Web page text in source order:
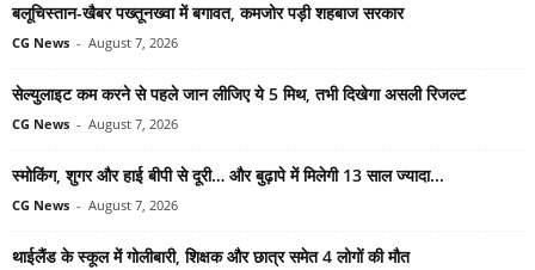
बलूचिस्तान-खैबर पख्तूनख्वा में बगावत, कमजोर पड़ी शहबाज सरकार
CG News - August 7, 2026
सेल्युलाइट कम करने से पहले जान लीजिए ये 5 मिथ, तभी दिखेगा असली रिजल्ट
CG News - August 7, 2026
स्मोकिंग, शुगर और हाई बीपी से दूरी… और बुढ़ापे में मिलेगी 13 साल ज्यादा...
CG News - August 7, 2026
थाईलैंड के स्कूल में गोलीबारी, शिक्षक और छात्र समेत 4 लोगों की मौत